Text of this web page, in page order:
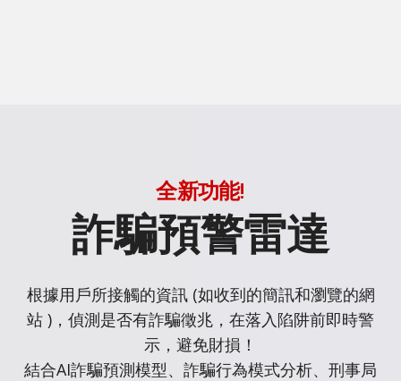
全新功能!
詐騙預警雷達
根據用戶所接觸的資訊 (如收到的簡訊和瀏覽的網
站 )，偵測是否有詐騙徵兆，在落入陷阱前即時警
示，避免財損！
結合AI詐騙預測模型、詐騙行為模式分析、刑事局